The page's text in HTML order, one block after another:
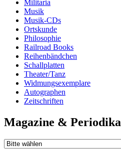
Militaria
Musik
Musik-CDs
Ortskunde
Philosophie
Railroad Books
Reihenbändchen
Schallplatten
Theater/Tanz
Widmungsexemplare
Autographen
Zeitschriften
Magazine & Periodika